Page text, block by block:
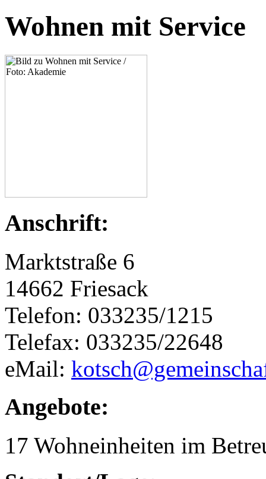
Wohnen mit Service
Anschrift:
Marktstraße 6
14662 Friesack
Telefon: 033235/1215
Telefax: 033235/22648
eMail:
Angebote:
17 Wohneinheiten im